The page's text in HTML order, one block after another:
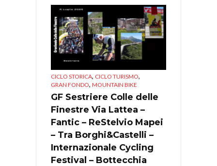
CICLO STORICA, CICLO TURISMO,
GRAN FONDO, MOUNTAIN BIKE
GF Sestriere Colle delle
Finestre Via Lattea –
Fantic – ReStelvio Mapei
– Tra Borghi&Castelli –
Internazionale Cycling
Festival – Bottecchia